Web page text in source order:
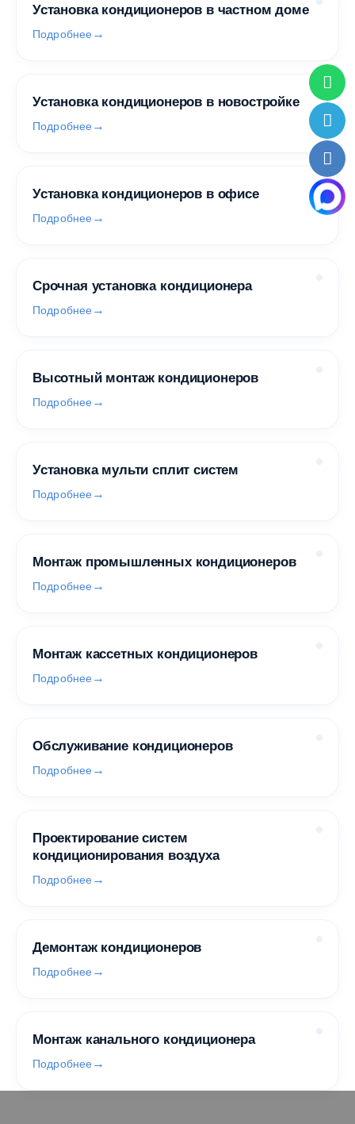
Установка кондиционеров в частном доме
Подробнее
Установка кондиционеров в новостройке
Подробнее
Установка кондиционеров в офисе
Подробнее
Срочная установка кондиционера
Подробнее
Высотный монтаж кондиционеров
Подробнее
Установка мульти сплит систем
Подробнее
Монтаж промышленных кондиционеров
Подробнее
Монтаж кассетных кондиционеров
Подробнее
Обслуживание кондиционеров
Подробнее
Проектирование систем
кондиционирования воздуха
Подробнее
Демонтаж кондиционеров
Подробнее
Монтаж канального кондиционера
Подробнее